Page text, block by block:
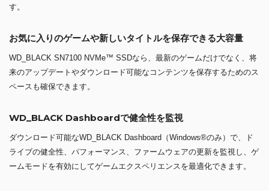
す。
お気に入りのゲームや新しいタイトルを保存できる大容量
WD_BLACK SN7100 NVMe™ SSDなら、最新のゲームだけでなく、将
来のアップデートやダウンロード可能なコンテンツを保存するためのス
ペースも確保できます。
WD_BLACK Dashboardで健全性を監視
ダウンロード可能なWD_BLACK Dashboard（Windows®のみ）で、ド
ライブの健全性、パフォーマンス、ファームウェアの更新を監視し、ゲ
ームモードを有効にしてゲームエクスペリエンスを最適化できます。